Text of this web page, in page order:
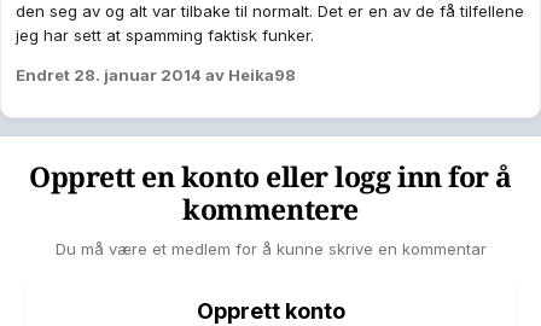
den seg av og alt var tilbake til normalt. Det er en av de få tilfellene
jeg har sett at spamming faktisk funker.
Endret 28. januar 2014 av Heika98
Opprett en konto eller logg inn for å
kommentere
Du må være et medlem for å kunne skrive en kommentar
Opprett konto